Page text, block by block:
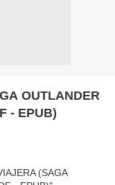
OUTLANDER
- EPUB)